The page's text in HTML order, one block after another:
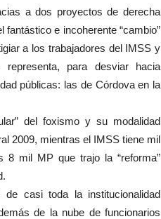
a dos proyectos de derecha
e incoherente “cambio”
a los trabajadores del IMSS y
para desviar hacia
públicas: las de Córdova en la
del foxismo y su modalidad
2009, mientras el IMSS tiene mil
8 mil MP que trajo la “reforma”
casi toda la institucionalidad
de la nube de funcionarios